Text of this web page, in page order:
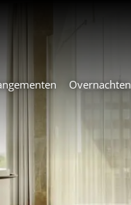
Overnachten